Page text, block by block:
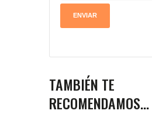
TAMBIÉN TE
RECOMENDAMOS…